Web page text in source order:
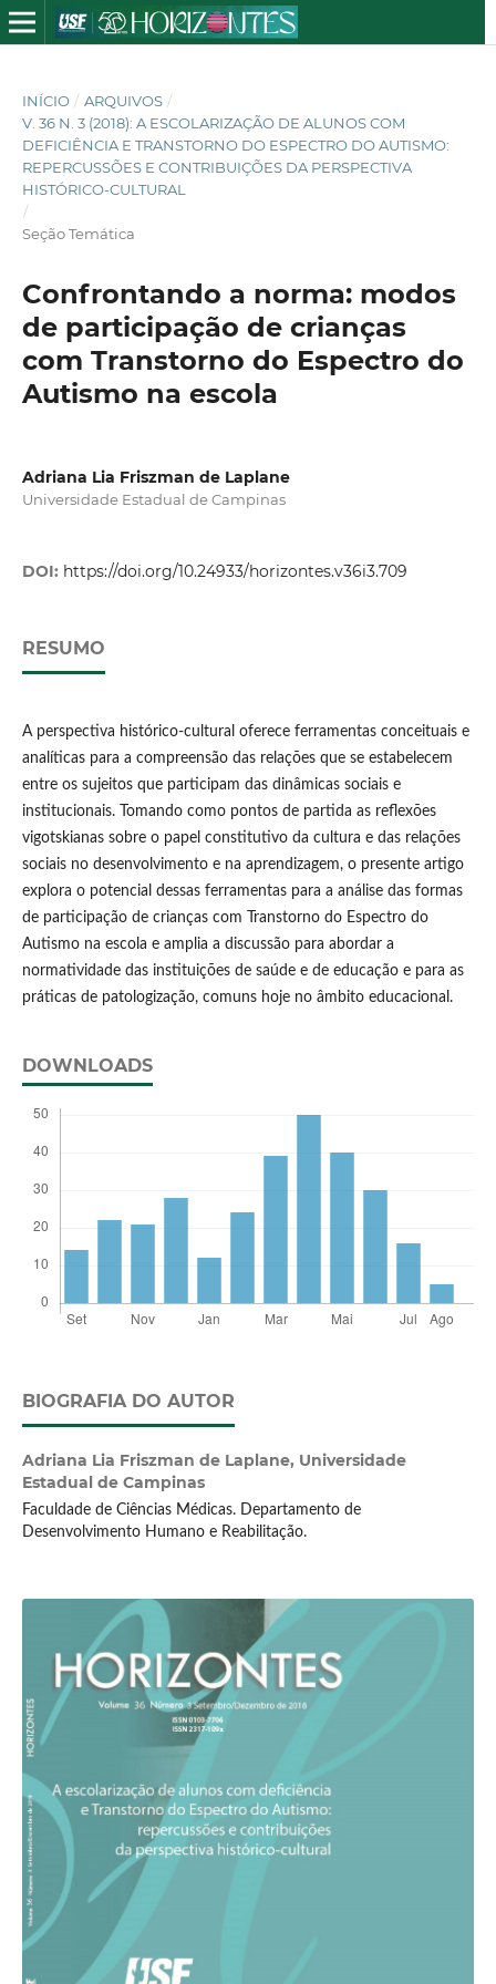
INÍCIO / ARQUIVOS /
V. 36 N. 3 (2018): A ESCOLARIZAÇÃO DE ALUNOS COM
DEFICIÊNCIA E TRANSTORNO DO ESPECTRO DO AUTISMO:
REPERCUSSÕES E CONTRIBUIÇÕES DA PERSPECTIVA
HISTÓRICO-CULTURAL
/
Seção Temática
Confrontando a norma: modos
de participação de crianças
com Transtorno do Espectro do
Autismo na escola
Adriana Lia Friszman de Laplane
Universidade Estadual de Campinas
DOI: https://doi.org/10.24933/horizontes.v36i3.709
RESUMO
A perspectiva histórico-cultural oferece ferramentas conceituais e
analíticas para a compreensão das relações que se estabelecem
entre os sujeitos que participam das dinâmicas sociais e
institucionais. Tomando como pontos de partida as reflexões
vigotskianas sobre o papel constitutivo da cultura e das relações
sociais no desenvolvimento e na aprendizagem, o presente artigo
explora o potencial dessas ferramentas para a análise das formas
de participação de crianças com Transtorno do Espectro do
Autismo na escola e amplia a discussão para abordar a
normatividade das instituições de saúde e de educação e para as
práticas de patologização, comuns hoje no âmbito educacional.
DOWNLOADS
BIOGRAFIA DO AUTOR
Adriana Lia Friszman de Laplane, Universidade
Estadual de Campinas
Faculdade de Ciências Médicas. Departamento de
Desenvolvimento Humano e Reabilitação.